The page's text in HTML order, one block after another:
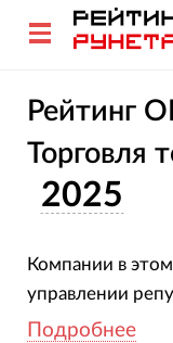
Рейтинг
Торговля
2025
Компании в
управлении
товаров для
Подробнее